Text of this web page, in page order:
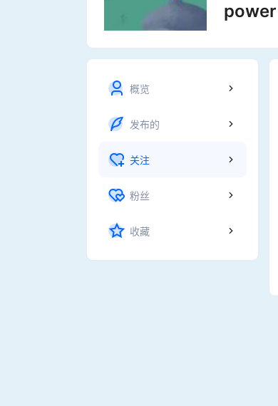
power
概览
发布的
关注
粉丝
收藏